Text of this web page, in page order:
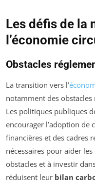
Les défis de la
l’économie
Obstacles
La transition vers l’
notamment des
Les politiques publiques
encourager l’adoption de
financières et des cadres
nécessaires pour aider
obstacles et à investir
réduisent leur bilan